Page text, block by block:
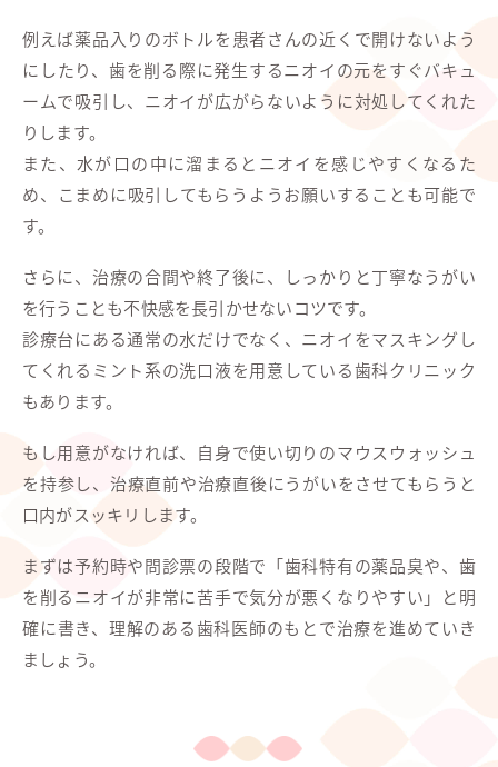
例えば薬品入りのボトルを患者さんの近くで開けないよう
にしたり、歯を削る際に発生するニオイの元をすぐバキュ
ームで吸引し、ニオイが広がらないように対処してくれた
りします。
また、水が口の中に溜まるとニオイを感じやすくなるた
め、こまめに吸引してもらうようお願いすることも可能で
す。
さらに、治療の合間や終了後に、しっかりと丁寧なうがい
を行うことも不快感を長引かせないコツです。
診療台にある通常の水だけでなく、ニオイをマスキングし
てくれるミント系の洗口液を用意している歯科クリニック
もあります。
もし用意がなければ、自身で使い切りのマウスウォッシュ
を持参し、治療直前や治療直後にうがいをさせてもらうと
口内がスッキリします。
まずは予約時や問診票の段階で「歯科特有の薬品臭や、歯
を削るニオイが非常に苦手で気分が悪くなりやすい」と明
確に書き、理解のある歯科医師のもとで治療を進めていき
ましょう。